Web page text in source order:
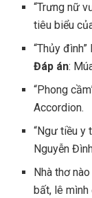
“Trưng nữ
tiêu biểu
“Thủy
Đáp án:
“Phong
Accordion.
“Ngư tiều y
Nguyễn
Nhà thơ
bất, lê